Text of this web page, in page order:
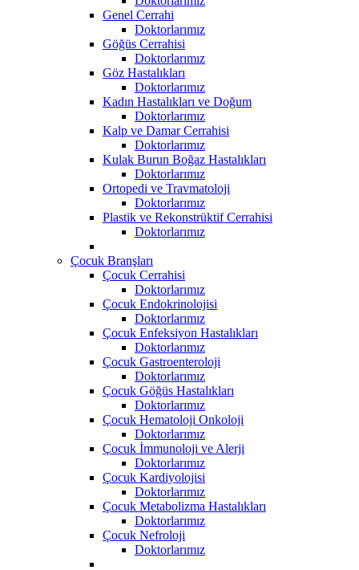
Genel Cerrahi
Doktorlarımız
Göğüs Cerrahisi
Doktorlarımız
Göz Hastalıkları
Doktorlarımız
Kadın Hastalıkları ve Doğum
Doktorlarımız
Kalp ve Damar Cerrahisi
Doktorlarımız
Kulak Burun Boğaz Hastalıkları
Doktorlarımız
Ortopedi ve Travmatoloji
Doktorlarımız
Plastik ve Rekonstrüktif Cerrahisi
Doktorlarımız
Çocuk Branşları
Çocuk Cerrahisi
Doktorlarımız
Çocuk Endokrinolojisi
Doktorlarımız
Çocuk Enfeksiyon Hastalıkları
Doktorlarımız
Çocuk Gastroenteroloji
Doktorlarımız
Çocuk Göğüs Hastalıkları
Doktorlarımız
Çocuk Hematoloji Onkoloji
Doktorlarımız
Çocuk İmmunoloji ve Alerji
Doktorlarımız
Çocuk Kardiyolojisi
Doktorlarımız
Çocuk Metabolizma Hastalıkları
Doktorlarımız
Çocuk Nefroloji
Doktorlarımız